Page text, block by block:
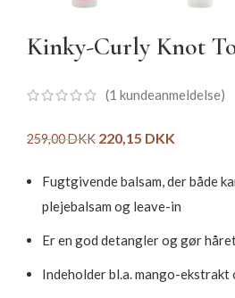
Kinky-Curly Knot
(1 kundeanmeldelse)
259,00DKK 220,15 DKK
Fugtgivende balsam, der både
plejebalsam og leave-in
Er en god detangler og gør
Indeholder bl.a. mango-